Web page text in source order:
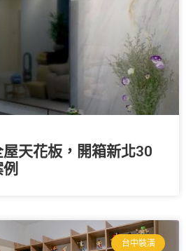
天花板，開箱新北30
台中裝潢